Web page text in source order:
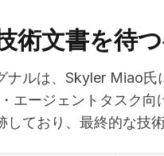
術文書を待
ナルは、Skyler Miao
エージェントタスク
ており、最終的な技